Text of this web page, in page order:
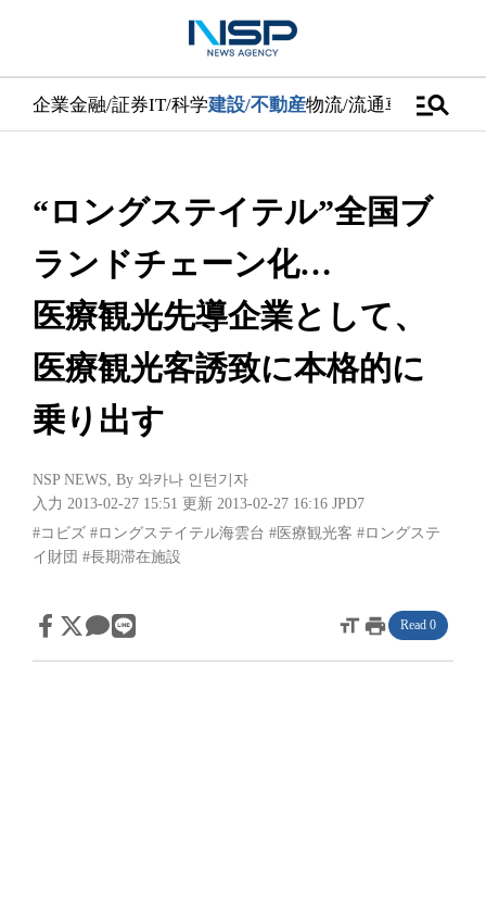
企業金融/証券IT/科学建設/不動産物流/流通車 医学/健康
manage_search
“ロングステイテル”全国ブ
ランドチェーン化…
医療観光先導企業として、
医療観光客誘致に本格的に
乗り出す
NSP NEWS, By 와카나 인턴기자
入力 2013-02-27 15:51 更新 2013-02-27 16:16 JPD7
#コビズ #ロングステイテル海雲台 #医療観光客 #ロングステ
イ財団 #長期滞在施設
format_sizeprint Read 0